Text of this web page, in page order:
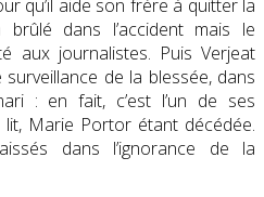
qu’il aide son frère à quitter la
dans l’accident mais le
aux journalistes. Puis Verjeat
de la blessée, dans
: en fait, c’est l’un de ses
Marie Portor étant décédée.
dans l’ignorance de la